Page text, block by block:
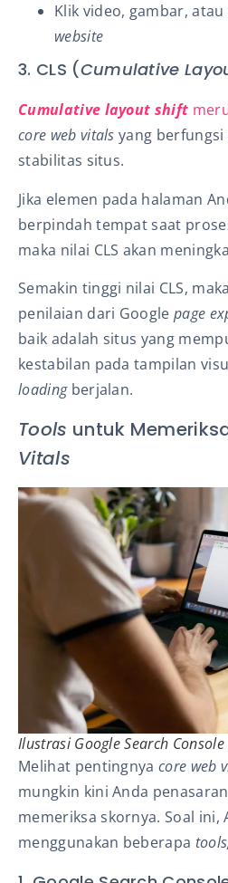
Klik video, gambar,
website
3. CLS (Cumulative
Cumulative layout shift
core web vitalsyang
stabilitas situs.
Jika elemen pada halaman
berpindah tempat saat
maka nilai CLS akan
Semakin tinggi nilai CLS,
penilaian dari Googlepage
baik adalah situs yang
kestabilan pada tampilan
loading berjalan.
Tools untuk
Vitals
Ilustrasi Google Search
Melihat pentingnyacore web
mungkin kini Anda
memeriksa skornya. Soal ini,
menggunakan beberapa